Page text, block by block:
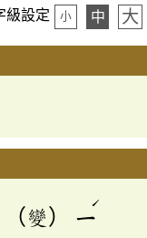
級設定 小 中 大
（變） ㄧ
ˊ